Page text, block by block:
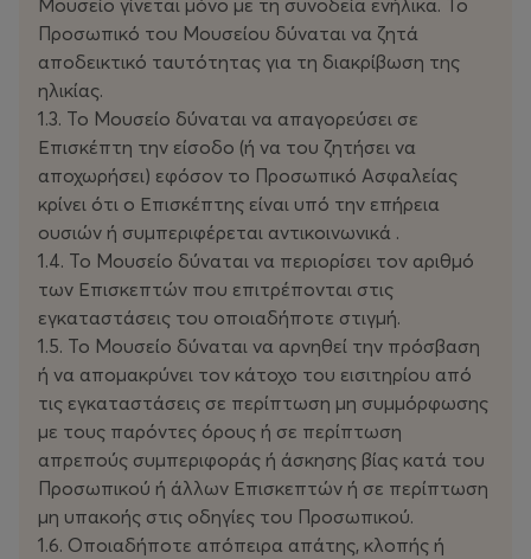
Μουσείο γίνεται μόνο με τη συνοδεία ενήλικα. Το
Προσωπικό του Μουσείου δύναται να ζητά
αποδεικτικό ταυτότητας για τη διακρίβωση της
ηλικίας.
1.3. Το Μουσείο δύναται να απαγορεύσει σε
Επισκέπτη την είσοδο (ή να του ζητήσει να
αποχωρήσει) εφόσον το Προσωπικό Ασφαλείας
κρίνει ότι ο Επισκέπτης είναι υπό την επήρεια
ουσιών ή συμπεριφέρεται αντικοινωνικά .
1.4. Το Μουσείο δύναται να περιορίσει τον αριθμό
των Επισκεπτών που επιτρέπονται στις
εγκαταστάσεις του οποιαδήποτε στιγμή.
1.5. Το Μουσείο δύναται να αρνηθεί την πρόσβαση
ή να απομακρύνει τον κάτοχο του εισιτηρίου από
τις εγκαταστάσεις σε περίπτωση μη συμμόρφωσης
με τους παρόντες όρους ή σε περίπτωση
απρεπούς συμπεριφοράς ή άσκησης βίας κατά του
Προσωπικού ή άλλων Επισκεπτών ή σε περίπτωση
μη υπακοής στις οδηγίες του Προσωπικού.
1.6. Οποιαδήποτε απόπειρα απάτης, κλοπής ή